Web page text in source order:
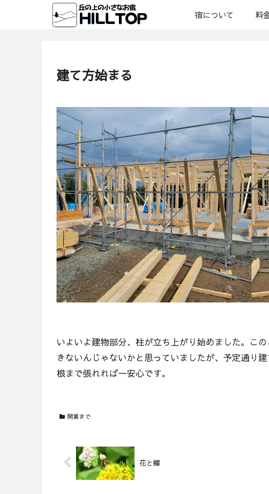
宿について 料
建て方始まる
いよいよ建物部分、柱が立ち上がり始めました。こ
きないんじゃないかと思っていましたが、予定通り
根まで張れれば一安心です。
開業まで
花と蝶